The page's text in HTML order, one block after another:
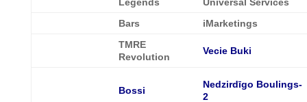
Bars
iMarketings
TMRE
Revolution
Vecie Buki
Bossi
Nedzirdīgo Boulings-
2